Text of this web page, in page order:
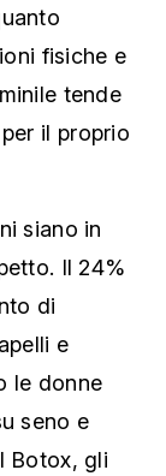
fisiche e
tende
il proprio
siano in
Il 24%
di
e
le donne
seno e
Botox, gli